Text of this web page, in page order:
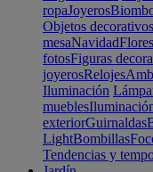
ropaJoyeros
Objetos decorativos
mesaNavidad
fotosFiguras
joyerosRelojes
Iluminación
muebles
exteriorGuirnaldas
LightBombillas
Tendencias y